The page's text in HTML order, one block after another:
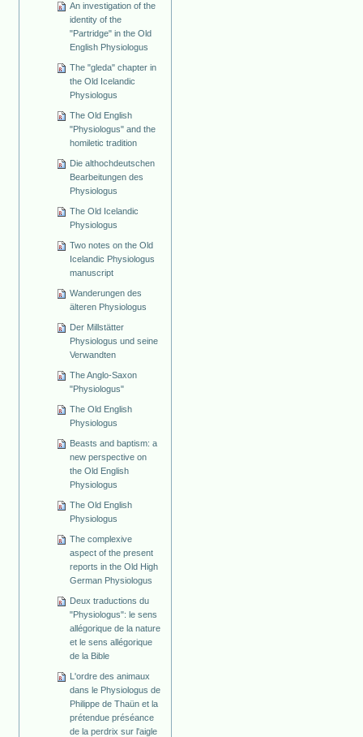
An investigation of the
identity of the
"Partridge" in the Old
English Physiologus
The "gleda" chapter in
the Old Icelandic
Physiologus
The Old English
"Physiologus" and the
homiletic tradition
Die althochdeutschen
Bearbeitungen des
Physiologus
The Old Icelandic
Physiologus
Two notes on the Old
Icelandic Physiologus
manuscript
Wanderungen des
älteren Physiologus
Der Millstätter
Physiologus und seine
Verwandten
The Anglo-Saxon
"Physiologus"
The Old English
Physiologus
Beasts and baptism: a
new perspective on
the Old English
Physiologus
The Old English
Physiologus
The complexive
aspect of the present
reports in the Old High
German Physiologus
Deux traductions du
"Physiologus": le sens
allégorique de la nature
et le sens allégorique
de la Bible
L'ordre des animaux
dans le Physiologus de
Philippe de Thaün et la
prétendue préséance
de la perdrix sur l'aigle